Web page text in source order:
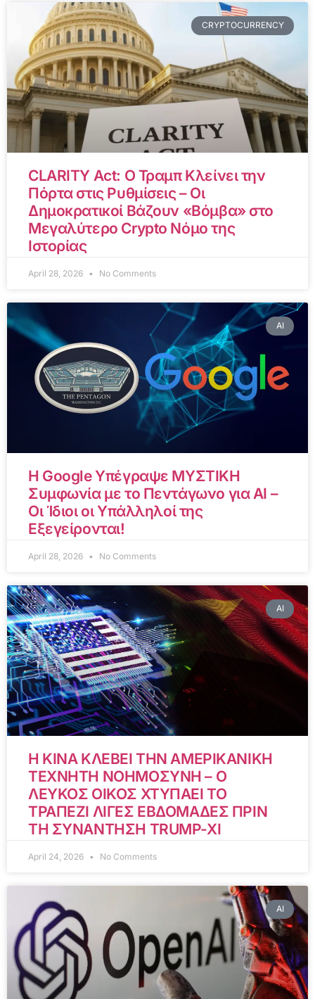
CRYPTOCURRENCY
CLARITY Act: Ο Τραμπ Κλείνει την
Πόρτα στις Ρυθμίσεις – Οι
Δημοκρατικοί Βάζουν «Βόμβα» στο
Μεγαλύτερο Crypto Νόμο της
Ιστορίας
April 28, 2026 No Comments
AI
Η Google Υπέγραψε ΜΥΣΤΙΚΗ
Συμφωνία με το Πεντάγωνο για AI –
Οι Ίδιοι οι Υπάλληλοί της
Εξεγείρονται!
April 28, 2026 No Comments
AI
Η ΚΙΝΑ ΚΛΕΒΕΙ ΤΗΝ ΑΜΕΡΙΚΑΝΙΚΗ
ΤΕΧΝΗΤΗ ΝΟΗΜΟΣΥΝΗ – Ο
ΛΕΥΚΟΣ ΟΙΚΟΣ ΧΤΥΠΑΕΙ ΤΟ
ΤΡΑΠΕΖΙ ΛΙΓΕΣ ΕΒΔΟΜΑΔΕΣ ΠΡΙΝ
ΤΗ ΣΥΝΑΝΤΗΣΗ TRUMP-XI
April 24, 2026 No Comments
AI